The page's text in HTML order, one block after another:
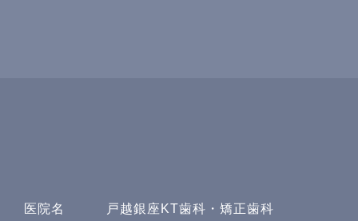
医院名 戸越銀座KT歯科・矯正歯科